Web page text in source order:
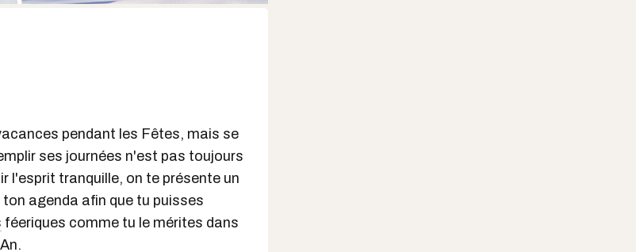
pendant les Fêtes, mais se
ses journées n'est pas toujours
l'esprit tranquille, on te présente un
agenda afin que tu puisses
féeriques comme tu le mérites dans